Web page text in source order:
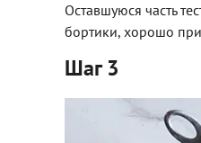
Оставшуюся часть
бортики, хорошо
Шаг 3